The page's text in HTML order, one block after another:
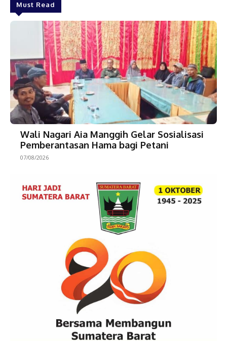
Must Read
Wali Nagari Aia Manggih Gelar Sosialisasi
Pemberantasan Hama bagi Petani
07/08/2026